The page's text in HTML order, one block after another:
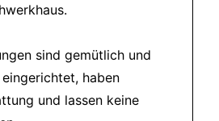
sind gemütlich und
haben
und lassen keine